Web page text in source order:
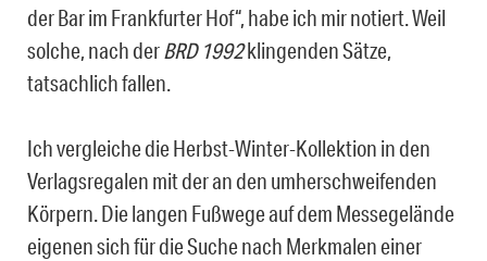
der Bar im Frankfurter Hof“, habe ich mir notiert. Weil
solche, nach derBRD 1992klingenden Sätze,
tatsachlich fallen.
Ich vergleiche die Herbst-Winter-Kollektion in den
Verlagsregalen mit der an den umherschweifenden
Körpern. Die langen Fußwege auf dem Messegelände
eigenen sich für die Suche nach Merkmalen einer